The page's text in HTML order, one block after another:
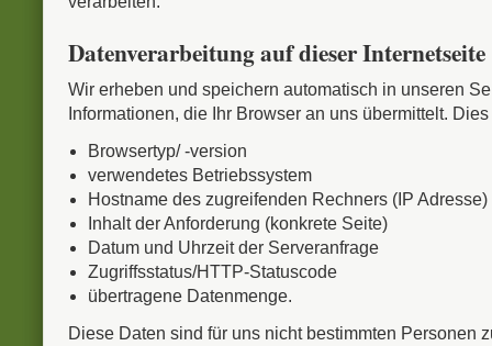
Datenverarbeitung auf dieser Internetseite
Wir erheben und speichern automatisch in unseren
Informationen, die Ihr Browser an uns übermittelt.
Browsertyp/ -version
verwendetes Betriebssystem
Hostname des zugreifenden Rechners (IP Adresse)
Inhalt der Anforderung (konkrete Seite)
Datum und Uhrzeit der Serveranfrage
Zugriffsstatus/HTTP-Statuscode
übertragene Datenmenge.
Diese Daten sind für uns nicht bestimmten Personen